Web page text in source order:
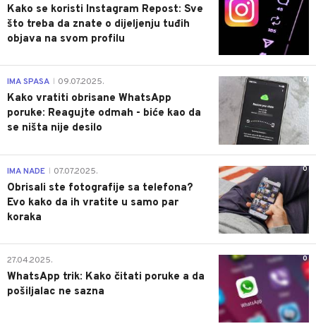
Kako se koristi Instagram Repost: Sve
što treba da znate o dijeljenju tuđih
objava na svom profilu
0
IMA SPASA 09.07.2025.
Kako vratiti obrisane WhatsApp
poruke: Reagujte odmah - biće kao da
se ništa nije desilo
0
IMA NADE 07.07.2025.
Obrisali ste fotografije sa telefona?
Evo kako da ih vratite u samo par
koraka
0
27.04.2025.
WhatsApp trik: Kako čitati poruke a da
pošiljalac ne sazna